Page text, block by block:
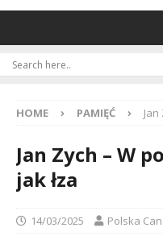
HOME PAMIĘĆ
Jan Zych – W
jak łza
14/03/2025 Polska